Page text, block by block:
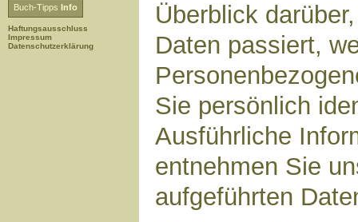
Buch-Tipps Info
Haftungsausschluss
Impressum
Datenschutzerklärung
Überblick
Daten passiert,
Sie persönlich
Ausführliche
entnehmen Sie
aufgeführten